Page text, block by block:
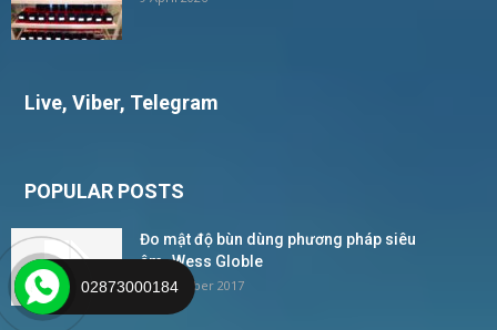
Live, Viber, Telegram
POPULAR POSTS
Đo mật độ bùn dùng phương pháp siêu
âm_Wess Globle
2 November 2017
02873000184